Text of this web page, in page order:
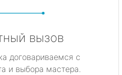
вызов
договариваемся с
и выбора мастера.